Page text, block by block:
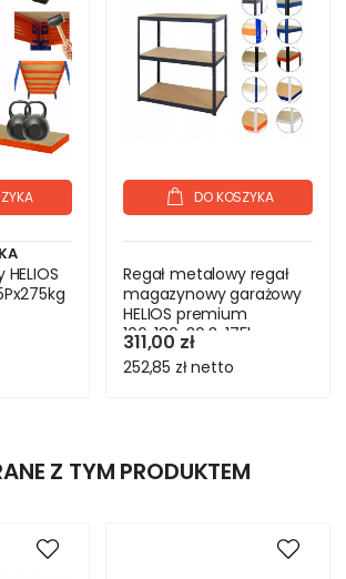
DO KOSZYKA
Regał metalowy regał
magazynowy garażowy
HELIOS premium
106x180x30 3x175kg
311,00 zł
252,85 złnetto
Z TYM PRODUKTEM